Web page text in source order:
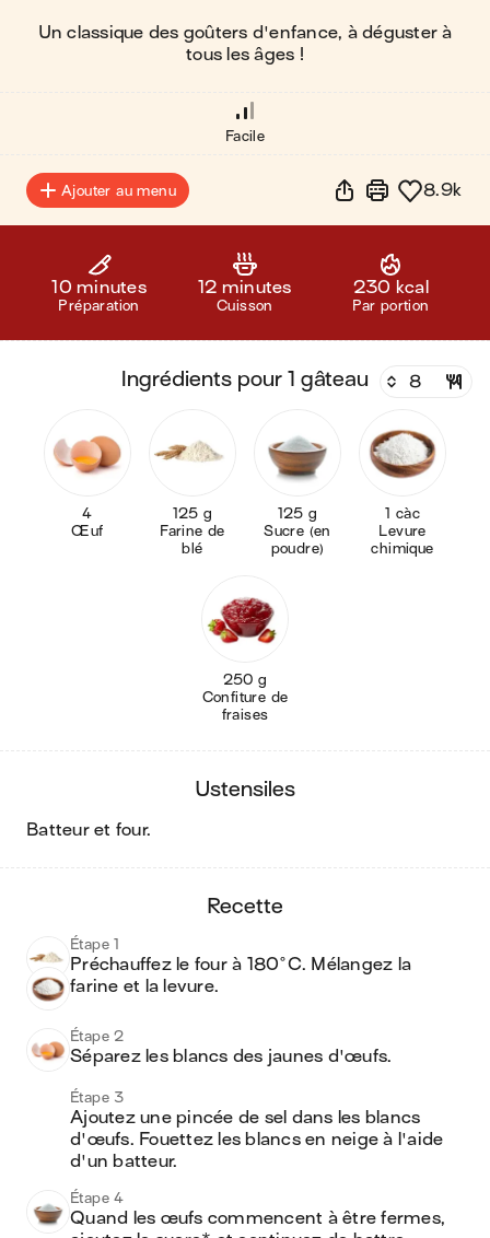
Un classique des goûters d'enfance, à déguster à
tous les âges !
Facile
Ajouter au menu 8.9k
10 minutes
Préparation
12 minutes
Cuisson
230 kcal
Par portion
ingrédients pour 1 gâteau
4
Œuf
125 g
Farine de
blé
125 g
Sucre (en
poudre)
1 càc
Levure
chimique
250 g
Confiture de
fraises
ustensiles
batteur et four.
recette
Étape 1
Préchauffez le four à 180°C. Mélangez la
farine et la levure.
Étape 2
Séparez les blancs des jaunes d'œufs.
Étape 3
Ajoutez une pincée de sel dans les blancs
d'œufs. Fouettez les blancs en neige à l'aide
d'un batteur.
Étape 4
Quand les œufs commencent à être fermes,